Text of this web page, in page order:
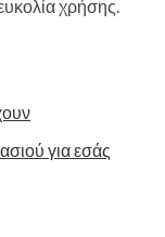
χρήσης.
για εσάς